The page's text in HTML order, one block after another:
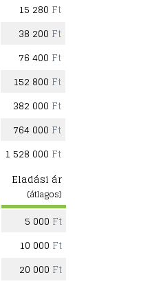
15 280 Ft
38 200 Ft
76 400 Ft
152 800 Ft
382 000 Ft
764 000 Ft
1 528 000 Ft
Eladási ár
(átlagos)
5 000 Ft
10 000 Ft
20 000 Ft